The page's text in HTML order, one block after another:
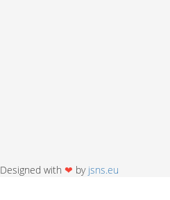
Designed with ❤ by jsns.eu